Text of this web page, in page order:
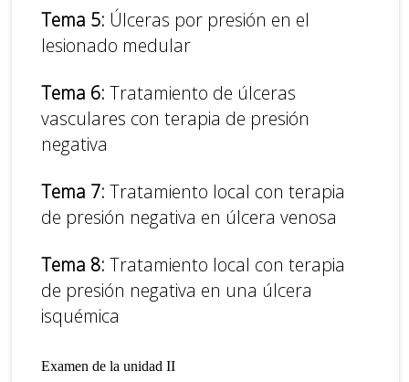
Tema 5: Úlceras por presión en el
lesionado medular
Tema 6:Tratamiento de úlceras
vasculares con terapia de presión
negativa
Tema 7:Tratamiento local con terapia
de presión negativa en úlcera venosa
Tema 8: Tratamiento local con terapia
de presión negativa en una úlcera
isquémica
Examen de la unidad II